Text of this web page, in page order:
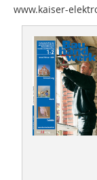
www.kaiser-